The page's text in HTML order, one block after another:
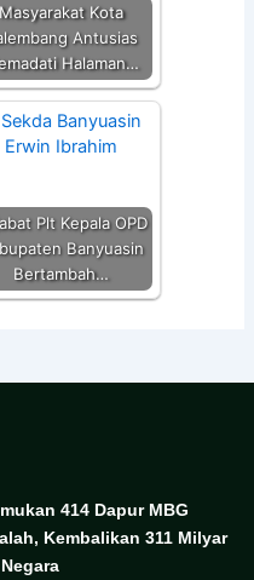
Masyarakat Kota
Antusias
Halaman…
Plt Kepala OPD
Banyuasin
Bertambah…
414 Dapur MBG
Kembalikan 311 Milyar